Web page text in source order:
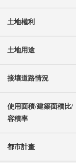
土地權利
土地用途
接壤道路情況
使用面積/建築面積比/
容積率
都市計畫